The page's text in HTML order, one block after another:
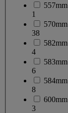
557mm
1
570mm
38
582mm
4
583mm
6
584mm
8
600mm
3